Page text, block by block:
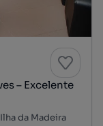
– Excelente
da Madeira